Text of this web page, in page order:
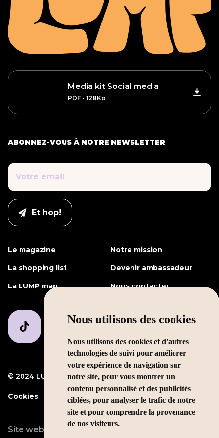
Nous utilisons des cookies
Nous utilisons des cookies et d'autres
technologies de suivi pour améliorer
votre expérience de navigation sur
notre site, pour vous montrer un
contenu personnalisé et des publicités
ciblées, pour analyser le trafic de notre
site et pour comprendre la provenance
de nos visiteurs.
Media kit Social media
PDF - 128Ko
ABONNEZ-VOUS À NOTRE NEWSLETTER
Le magazine Notre mission
La shopping list Devenir ambassadeur
La LUMP map Nous contacter
© 2024 LUMP Media Mentions légales
Cookies
Site web conçu par LEOLEO